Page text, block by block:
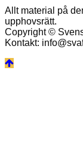
Allt material på
upphovsrätt.
Copyright ©
Kontakt: